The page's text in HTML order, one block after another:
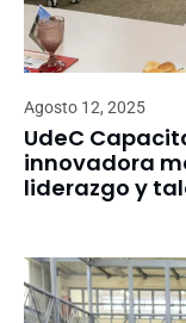
Agosto 12, 2025
UdeC
innovadora
liderazgo y